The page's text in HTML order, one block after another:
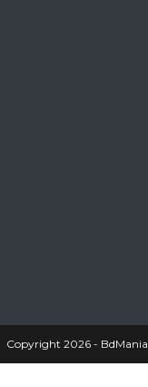
Copyright 2026 - BdMania